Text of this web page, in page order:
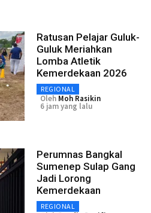
Ratusan Pelajar Guluk-
Guluk Meriahkan
Lomba Atletik
Kemerdekaan 2026
REGIONAL
Oleh Moh Rasikin
6 jam yang lalu
Perumnas Bangkal
Sumenep Sulap Gang
Jadi Lorong
Kemerdekaan
REGIONAL